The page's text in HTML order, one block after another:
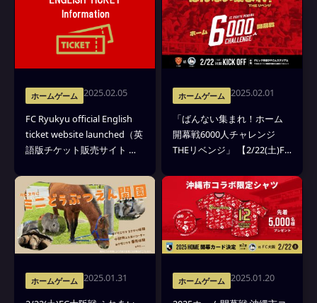
ホームゲーム 2025.02.05
FC Ryukyu official English
ticket website launched（英
語版チケット販売サイト オ
ホームゲーム 2025.02.01
「ばんない集まれ！ホーム
開幕戦6000人チャレンジ
THEリベンジ」 【2/22(土)FC
ホームゲーム 2025.01.31 ホームゲーム 2025.01.20